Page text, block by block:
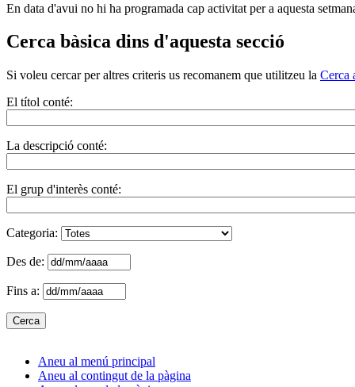
En data d'avui no hi ha programada cap activitat per a aquesta
Cerca bàsica dins d'aquesta secció
Si voleu cercar per altres criteris us recomanem que utilitzeu la Cerca
El títol conté:
La descripció conté:
El grup d'interès conté:
Categoria:
Des de:
Fins a:
Aneu al menú principal
Aneu al contingut de la pàgina